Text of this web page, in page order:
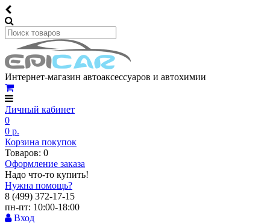
Интернет-магазин автоаксессуаров и автохимии
Личный кабинет
0
0 р.
Корзина покупок
Товаров: 0
Оформление заказа
Надо что-то купить!
Нужна помощь?
8 (499) 372-17-15
пн-пт: 10:00-18:00
Вход